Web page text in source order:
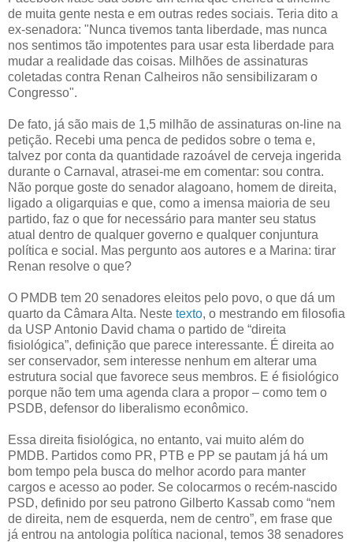
de muita gente nesta e em outras redes sociais. ‎Teria dito a
ex-senadora: "Nunca tivemos tanta liberdade, mas nunca
nos sentimos tão impotentes para usar esta liberdade para
mudar a realidade das coisas. Milhões de assinaturas
coletadas contra Renan Calheiros não sensibilizaram o
Congresso".
De fato, já são mais de 1,5 milhão de assinaturas on-line na
petição. Recebi uma penca de pedidos sobre o tema e,
talvez por conta da quantidade razoável de cerveja ingerida
durante o Carnaval, atrasei-me em comentar: sou contra.
Não porque goste do senador alagoano, homem de direita,
ligado a oligarquias e que, como a imensa maioria de seu
partido, faz o que for necessário para manter seu status
atual dentro de qualquer governo e qualquer conjuntura
política e social. Mas pergunto aos autores e a Marina: tirar
Renan resolve o que?
O PMDB tem 20 senadores eleitos pelo povo, o que dá um
quarto da Câmara Alta. Neste texto, o mestrando em filosofia
da USP Antonio David chama o partido de “direita
fisiológica”, definição que parece interessante. É direita ao
ser conservador, sem interesse nenhum em alterar uma
estrutura social que favorece seus membros. E é fisiológico
porque não tem uma agenda clara a propor – como tem o
PSDB, defensor do liberalismo econômico.
Essa direita fisiológica, no entanto, vai muito além do
PMDB. Partidos como PR, PTB e PP se pautam já há um
bom tempo pela busca do melhor acordo para manter
cargos e acesso ao poder. Se colocarmos o recém-nascido
PSD, definido por seu patrono Gilberto Kassab como “nem
de direita, nem de esquerda, nem de centro”, em frase que
já entrou na antologia política nacional, temos 38 senadores